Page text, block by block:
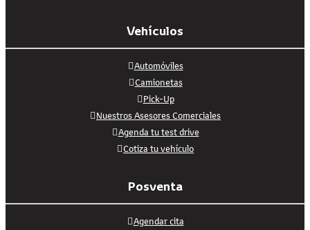
Vehículos
Automóviles
Camionetas
Pick-Up
Nuestros Asesores Comerciales
Agenda tu test drive
Cotiza tu vehículo
Posventa
Agendar cita